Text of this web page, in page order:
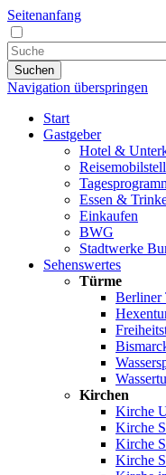
Seitenanfang
Suchen
Navigation überspringen
Start
Gastgeber
Hotel &
Essen &
Einkaufen
BWG
Stadtwerke
Sehenswertes
Türme
Berliner
Kirchen
Kirche
Kirche
Kirche
Kirche